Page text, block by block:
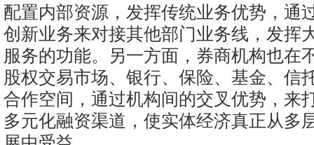
配置内部资源，发挥传统业务优势，通
创新业务来对接其他部门业务线，发挥
服务的功能。另一方面，券商机构也在
股权交易市场、银行、保险、基金、信
合作空间，通过机构间的交叉优势，来
多元化融资渠道，使实体经济真正从多